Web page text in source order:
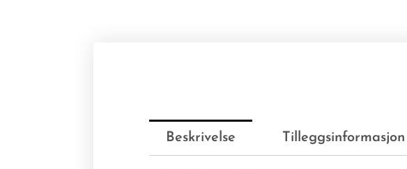
Beskrivelse Tilleggsinformasjon